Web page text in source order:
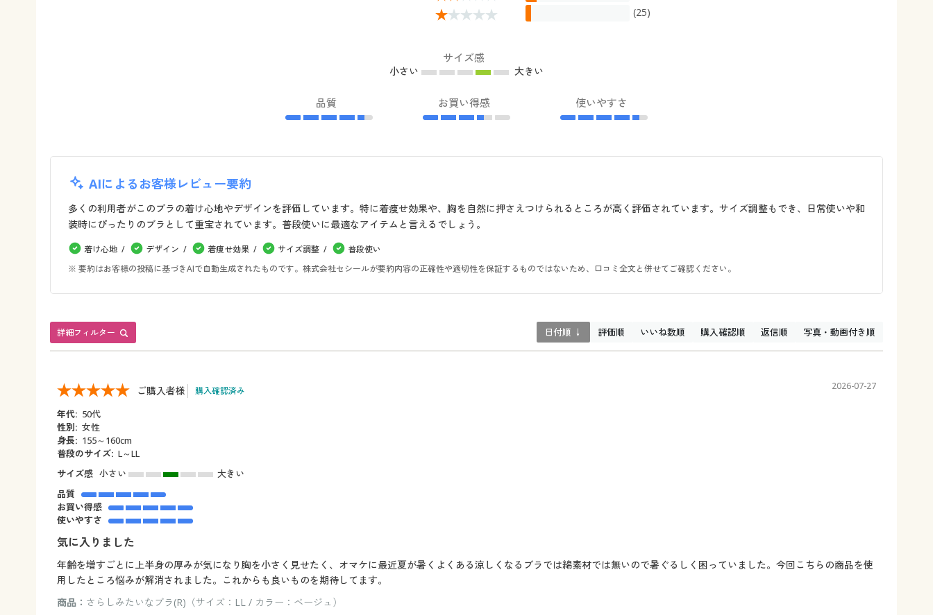
(25)
サイズ感
小さい 大きい
品質 お買い得感 使いやすさ
AIによるお客様レビュー要約
多くの利用者がこのブラの着け心地やデザインを評価しています。特に着痩せ効果や、胸を自然に押さえつけられるところが高く評価されています。サイズ調整もでき、日常使いや和
装時にぴったりのブラとして重宝されています。普段使いに最適なアイテムと言えるでしょう。
着け心地 デザイン 着痩せ効果 サイズ調整
普段使い
※ 要約はお客様の投稿に基づきAIで自動生成されたものです。株式会社セシールが要約内容の正確性や適切性を保証するものではないため、口コミ全文と併せてご確認ください。
詳細フィルター 日付順 ↓ 評価順 いいね数順 購入確認順 返信順 写真・動画付き順
ご購入者様 購入確認済み 2026-07-27
年代: 50代
性別: 女性
身長: 155～160cm
普段のサイズ: L～LL
サイズ感 小さい
大きい
品質
お買い得感
使いやすさ
気に入りました
年齢を増すごとに上半身の厚みが気になり胸を小さく見せたく、オマケに最近夏が暑くよくある涼しくなるブラでは綿素材では無いので暑ぐるしく困っていました。今回こちらの商品を使
用したところ悩みが解消されました。これからも良いものを期待してます。
商品： さらしみたいなブラ(R)（サイズ：LL / カラー：ベージュ）